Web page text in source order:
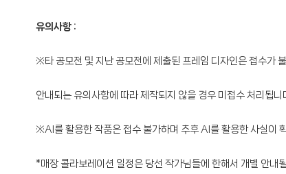
유의사항 :
※타 공모전 및 지난 공모전에 제출된 프레임 디자인은 접수가 불
안내되는 유의사항에 따라 제작되지 않을 경우 미접수 처리됩니
※AI를 활용한 작품은 접수 불가하며 추후 AI를 활용한 사실이
*매장 콜라보레이션 일정은 당선 작가님들에 한해서 개별 안내